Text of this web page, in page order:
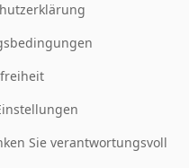
Sie verantwortungsvoll